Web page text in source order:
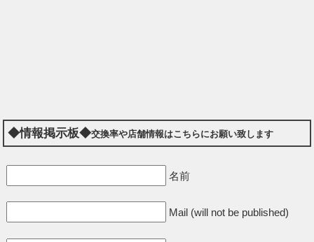
◆情報掲示板◆交換率や店舗情報はこちらにお願い致します
名前
Mail (will not be published)